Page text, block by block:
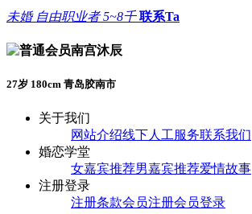
未婚 自由职业者5~8千联系Ta
南宫沐辰
27岁 180cm 青岛胶南市
关于我们
网站介绍线下人工服务联系我们
婚恋学堂
女嘉宾推荐男嘉宾推荐爱情故事
注册登录
注册条款会员注册会员登录